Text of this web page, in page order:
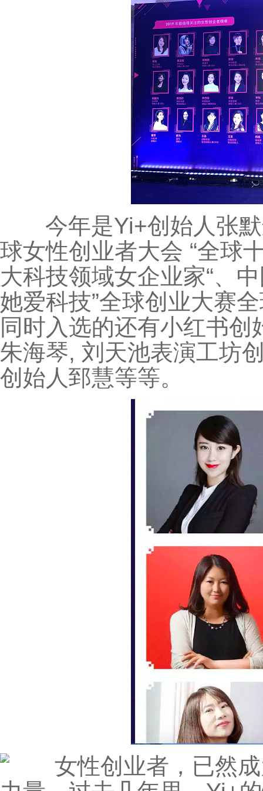
今年是Yi+创始人张默
球女性创业者大会 “全球
大科技领域女企业家“、
她爱科技”全球创业大赛
同时入选的还有小红书
朱海琴, 刘天池表演工坊
创始人郅慧等等。
女性创业者，已然成